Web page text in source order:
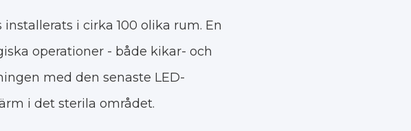
i cirka 100 olika rum. En
operationer - både kikar- och
med den senaste LED-
i det sterila området.